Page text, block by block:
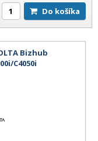
Do košíka
Bizhub
C4050i